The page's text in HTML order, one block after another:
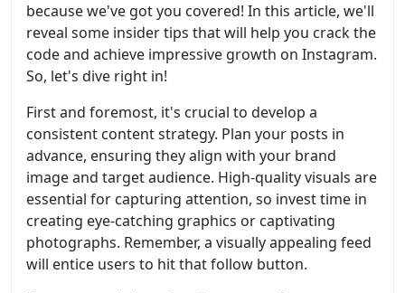
because we've got you covered! In this article, we'll
reveal some insider tips that will help you crack the
code and achieve impressive growth on Instagram.
So, let's dive right in!
First and foremost, it's crucial to develop a
consistent content strategy. Plan your posts in
advance, ensuring they align with your brand
image and target audience. High-quality visuals are
essential for capturing attention, so invest time in
creating eye-catching graphics or captivating
photographs. Remember, a visually appealing feed
will entice users to hit that follow button.